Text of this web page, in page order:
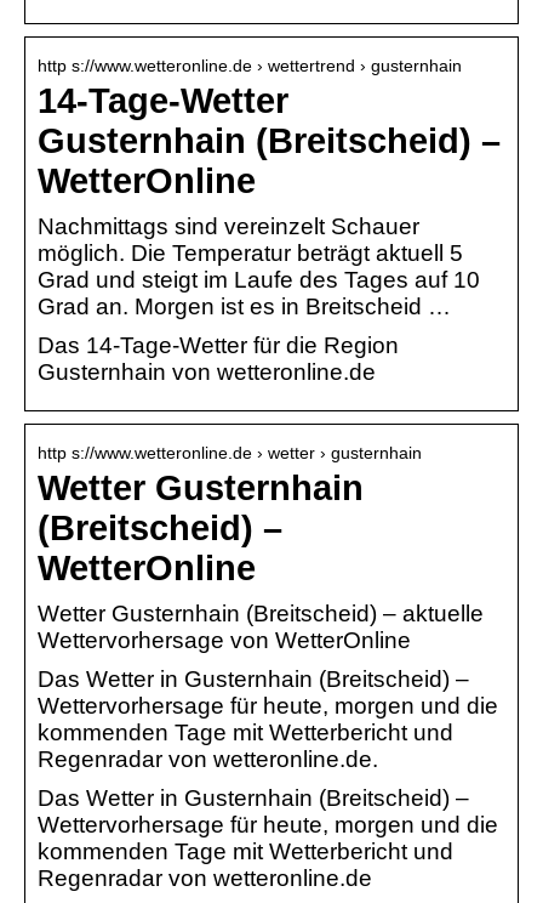
http s://www.wetteronline.de › wettertrend › gusternhain
14-Tage-Wetter
Gusternhain (Breitscheid) –
WetterOnline
Nachmittags sind vereinzelt Schauer
möglich. Die Temperatur beträgt aktuell 5
Grad und steigt im Laufe des Tages auf 10
Grad an. Morgen ist es in Breitscheid …
Das 14-Tage-Wetter für die Region
Gusternhain von wetteronline.de
http s://www.wetteronline.de › wetter › gusternhain
Wetter Gusternhain
(Breitscheid) –
WetterOnline
Wetter Gusternhain (Breitscheid) – aktuelle
Wettervorhersage von WetterOnline
Das Wetter in Gusternhain (Breitscheid) –
Wettervorhersage für heute, morgen und die
kommenden Tage mit Wetterbericht und
Regenradar von wetteronline.de.
Das Wetter in Gusternhain (Breitscheid) –
Wettervorhersage für heute, morgen und die
kommenden Tage mit Wetterbericht und
Regenradar von wetteronline.de